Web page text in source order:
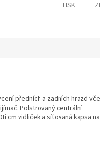
TISK
předních a zadních hrazd
Polstrovaný centrální
cm vidliček a síťovaná kapsa